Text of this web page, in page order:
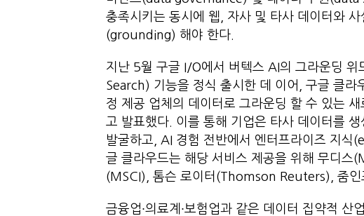
충족시키는 동시에 웹, 자사 및 타사 데이터와
(grounding) 해야 한다.
지난 5월 구글 I/O에서 버텍스 AI의 그라운딩
Search) 기능을 정식 출시한 데 이어, 구글 클라
정 제공 업체의 데이터로 그라운딩 할 수 있는
고 발표했다. 이를 통해 기업은 타사 데이터를
발굴하고, AI 경험 전반에서 엔터프라이즈 지
글 클라우드는 해당 서비스 제공을 위해 무디스
(MSCI), 톰슨 로이터(Thomson Reuters), 줌
금융업∙의료계∙보험업과 같은 데이터 집약적